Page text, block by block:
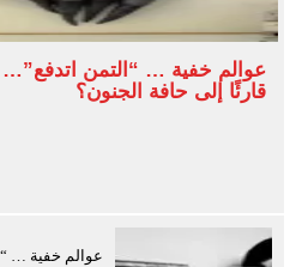
عوالم خفية … “التمن
قارئًا إلى حافة الجنون؟
عوالم خفية …